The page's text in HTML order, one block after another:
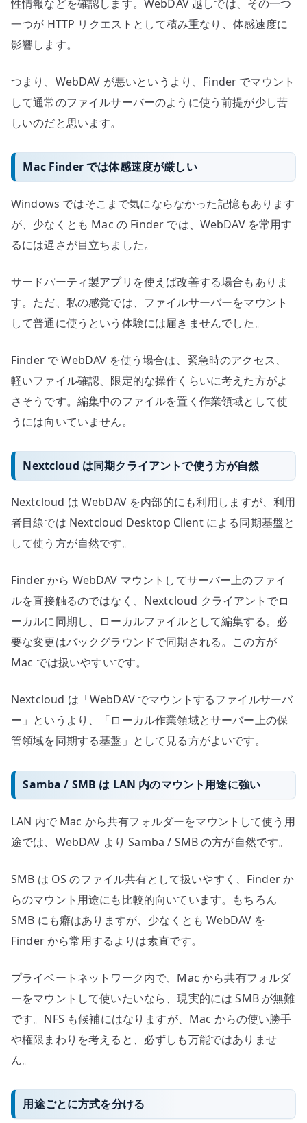
性情報などを確認します。WebDAV 越しでは、その一つ
一つが HTTP リクエストとして積み重なり、体感速度に
影響します。
つまり、WebDAV が悪いというより、Finder でマウント
して通常のファイルサーバーのように使う前提が少し苦
しいのだと思います。
Mac Finder では体感速度が厳しい
Windows ではそこまで気にならなかった記憶もあります
が、少なくとも Mac の Finder では、WebDAV を常用す
るには遅さが目立ちました。
サードパーティ製アプリを使えば改善する場合もありま
す。ただ、私の感覚では、ファイルサーバーをマウント
して普通に使うという体験には届きませんでした。
Finder で WebDAV を使う場合は、緊急時のアクセス、
軽いファイル確認、限定的な操作くらいに考えた方がよ
さそうです。編集中のファイルを置く作業領域として使
うには向いていません。
Nextcloud は同期クライアントで使う方が自然
Nextcloud は WebDAV を内部的にも利用しますが、利用
者目線では Nextcloud Desktop Client による同期基盤と
して使う方が自然です。
Finder から WebDAV マウントしてサーバー上のファイ
ルを直接触るのではなく、Nextcloud クライアントでロ
ーカルに同期し、ローカルファイルとして編集する。必
要な変更はバックグラウンドで同期される。この方が
Mac では扱いやすいです。
Nextcloud は「WebDAV でマウントするファイルサーバ
ー」というより、「ローカル作業領域とサーバー上の保
管領域を同期する基盤」として見る方がよいです。
Samba / SMB は LAN 内のマウント用途に強い
LAN 内で Mac から共有フォルダーをマウントして使う用
途では、WebDAV より Samba / SMB の方が自然です。
SMB は OS のファイル共有として扱いやすく、Finder か
らのマウント用途にも比較的向いています。もちろん
SMB にも癖はありますが、少なくとも WebDAV を
Finder から常用するよりは素直です。
プライベートネットワーク内で、Mac から共有フォルダ
ーをマウントして使いたいなら、現実的には SMB が無難
です。NFS も候補にはなりますが、Mac からの使い勝手
や権限まわりを考えると、必ずしも万能ではありませ
ん。
用途ごとに方式を分ける